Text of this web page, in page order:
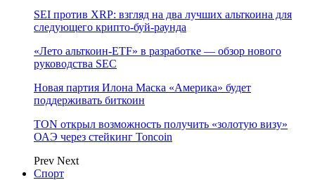
SEI против XRP: взгляд на два лучших альткоина для
следующего крипто-буй-раунда
«Лето альткоин-ETF» в разработке — обзор нового
руководства SEC
Новая партия Илона Маска «Америка» будет
поддерживать биткоин
TON открыл возможность получить «золотую визу»
ОАЭ через стейкинг Toncoin
Prev Next
Спорт